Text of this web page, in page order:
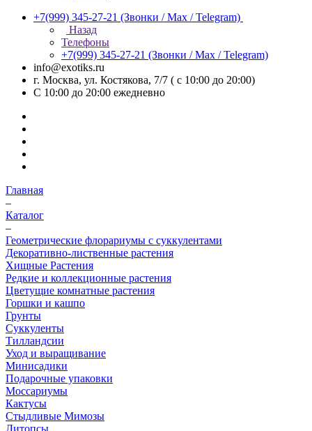
+7(999) 345-27-21 (Звонки / Max / Telegram)
Назад
Телефоны
+7(999) 345-27-21 (Звонки / Max / Telegram)
info@exotiks.ru
г. Москва, ул. Костякова, 7/7 ( с 10:00 до 20:00)
С 10:00 до 20:00 ежедневно
Главная
–
Каталог
–
Геометрические флорариумы с суккулентами
Декоративно-лиственные растения
Хищные Растения
Редкие и коллекционные растения
Цветущие комнатные растения
Горшки и кашпо
Грунты
Суккуленты
Тилландсии
Уход и выращивание
Минисадики
Подарочные упаковки
Моссариумы
Кактусы
Стыдливые Мимозы
Литопсы